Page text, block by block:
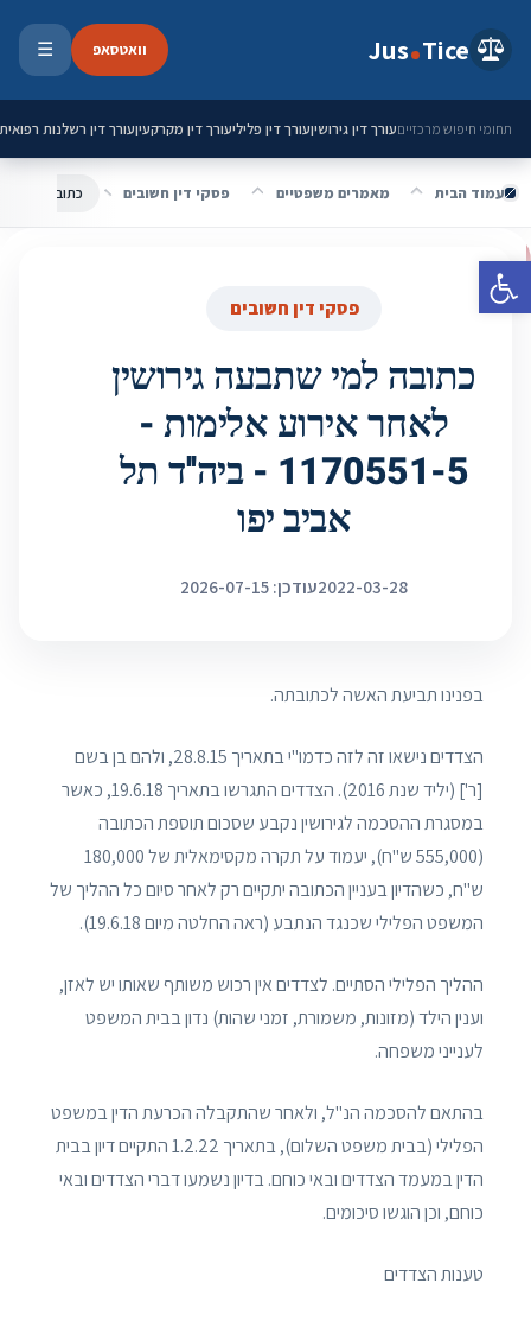
פתח סרגל נגישות
Jus Tice וואטסאפ ☰
תחומי חיפוש מרכזייםעורך דין גירושיןעורך דין פליליעורך דין מקרקעיןעורך דין רשלנות רפואית
עמוד הבית מאמרים משפטיים פסקי דין חשובים
פסקי דין חשובים
כתובה למי שתבעה גירושין
לאחר אירוע אלימות -
1170551-5 - ביה''ד תל
אביב יפו
2022-03-28עודכן: 2026-07-15
בפנינו תביעת האשה לכתובתה.
הצדדים נישאו זה לזה כדמו"י בתאריך 28.8.15, ולהם בן בשם
[ר'] (יליד שנת 2016). הצדדים התגרשו בתאריך 19.6.18, כאשר
במסגרת ההסכמה לגירושין נקבע שסכום תוספת הכתובה
(555,000 ש"ח), יעמוד על תקרה מקסימאלית של 180,000
ש"ח, כשהדיון בעניין הכתובה יתקיים רק לאחר סיום כל ההליך של
המשפט הפלילי שכנגד הנתבע (ראה החלטה מיום 19.6.18).
ההליך הפלילי הסתיים. לצדדים אין רכוש משותף שאותו יש לאזן,
וענין הילד (מזונות, משמורת, זמני שהות) נדון בבית המשפט
לענייני משפחה.
בהתאם להסכמה הנ"ל, ולאחר שהתקבלה הכרעת הדין במשפט
הפלילי (בבית משפט השלום), בתאריך 1.2.22 התקיים דיון בבית
הדין במעמד הצדדים ובאי כוחם. בדיון נשמעו דברי הצדדים ובאי
כוחם, וכן הוגשו סיכומים.
טענות הצדדים